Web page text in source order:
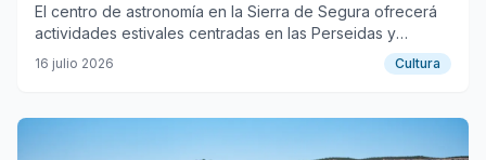
El centro de astronomía en la Sierra de Segura ofrecerá
actividades estivales centradas en las Perseidas y
eclipses solares.
16 julio 2026 Cultura